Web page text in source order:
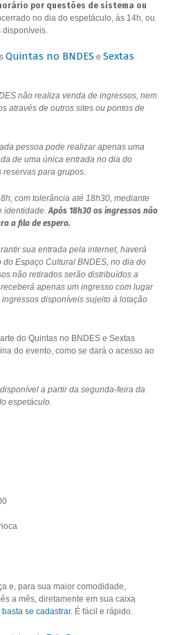
por questões de sistema ou
no dia do espetáculo, às 14h, ou
disponíveis.
Quintas no BNDES e Sextas
não realiza venda de ingressos, nem
através de outros sites ou pontos de
pessoa pode realizar apenas uma
de uma única entrada no dia do
para grupos.
com tolerância até 18h30, mediante
identidade.Após 18h30 os ingressos não
a fila de espera.
sua entrada pela internet, haverá
Espaço Cultural BNDES, no dia do
não retirados serão distribuídos a
apenas um ingresso com lugar
disponíveis sujeito à lotação
do Quintas no BNDES e Sextas
do evento, como se dará o acesso ao
a partir da segunda-feira da
espetáculo.
e, para sua maior comodidade,
a mês, diretamente em sua caixa
basta se cadastrar. É fácil e rápido.